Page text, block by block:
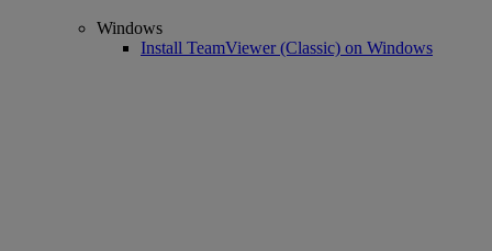
Windows
Install TeamViewer (Classic) on Windows